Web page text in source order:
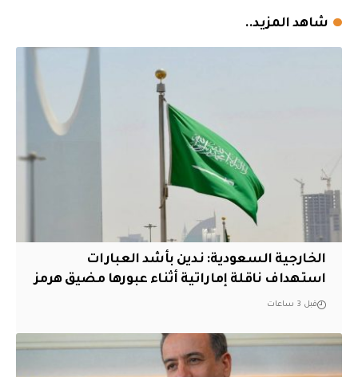
شاهد المزيد..
‏الخارجية السعودية: ندين بأشد العبارات
استهداف ناقلة إماراتية أثناء عبورها مضيق هرمز
قبل 3 ساعات